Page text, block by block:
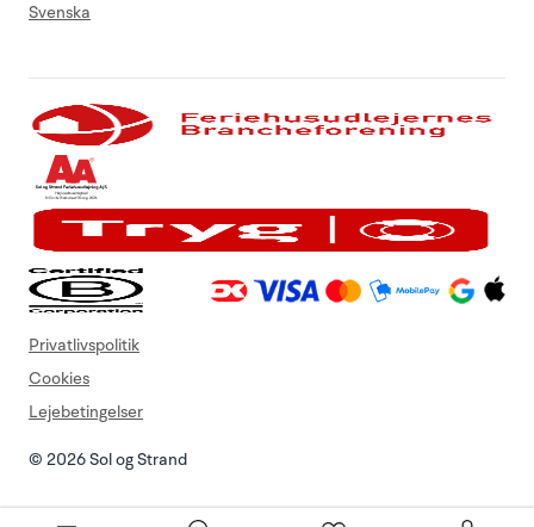
Svenska
© 2026 Sol og Strand
Privatlivspolitik
Cookies
Lejebetingelser